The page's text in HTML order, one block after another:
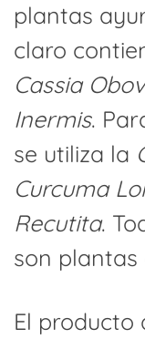
plantas
claro
Cassia
Inermis.
se utiliza la
Curcuma
Recutita.
son plantas
El producto